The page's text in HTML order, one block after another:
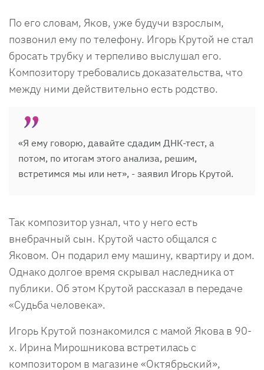
По его словам, Яков, уже будучи взрослым,
позвонил ему по телефону. Игорь Крутой не стал
бросать трубку и терпеливо выслушал его.
Композитору требовались доказательства, что
между ними действительно есть родство.
«Я ему говорю, давайте сдадим ДНК-тест, а
потом, по итогам этого анализа, решим,
встретимся мы или нет», - заявил Игорь Крутой.
Так композитор узнал, что у него есть
внебрачный сын. Крутой часто общался с
Яковом. Он подарил ему машину, квартиру и дом.
Однако долгое время скрывал наследника от
публики. Об этом Крутой рассказал в передаче
«Судьба человека».
Игорь Крутой познакомился с мамой Якова в 90-
х. Ирина Мирошникова встретилась с
композитором в магазине «Октябрьский»,